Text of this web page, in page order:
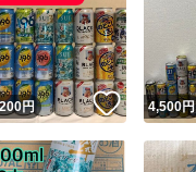
！
円 いいね！
4,500円